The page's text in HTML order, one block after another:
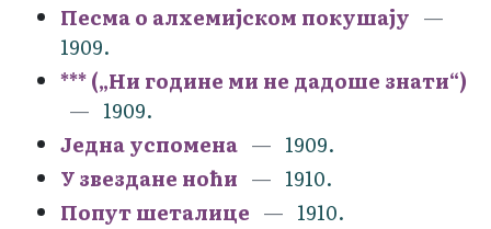
Песма о алхемијском покушају
1909.
*** („Ни године ми не дадоше знати“)
1909.
Једна успомена
1909.
У звездане ноћи
1910.
Попут шеталице
1910.